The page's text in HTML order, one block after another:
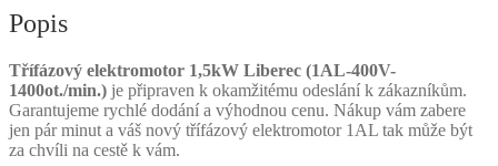
Popis
Třífázový elektromotor 1,5kW Liberec (1AL-400V-
1400ot./min.) je připraven k okamžitému odeslání k zákazníkům.
Garantujeme rychlé dodání a výhodnou cenu. Nákup vám zabere
jen pár minut a váš nový třífázový elektromotor 1AL tak může být
za chvíli na cestě k vám.